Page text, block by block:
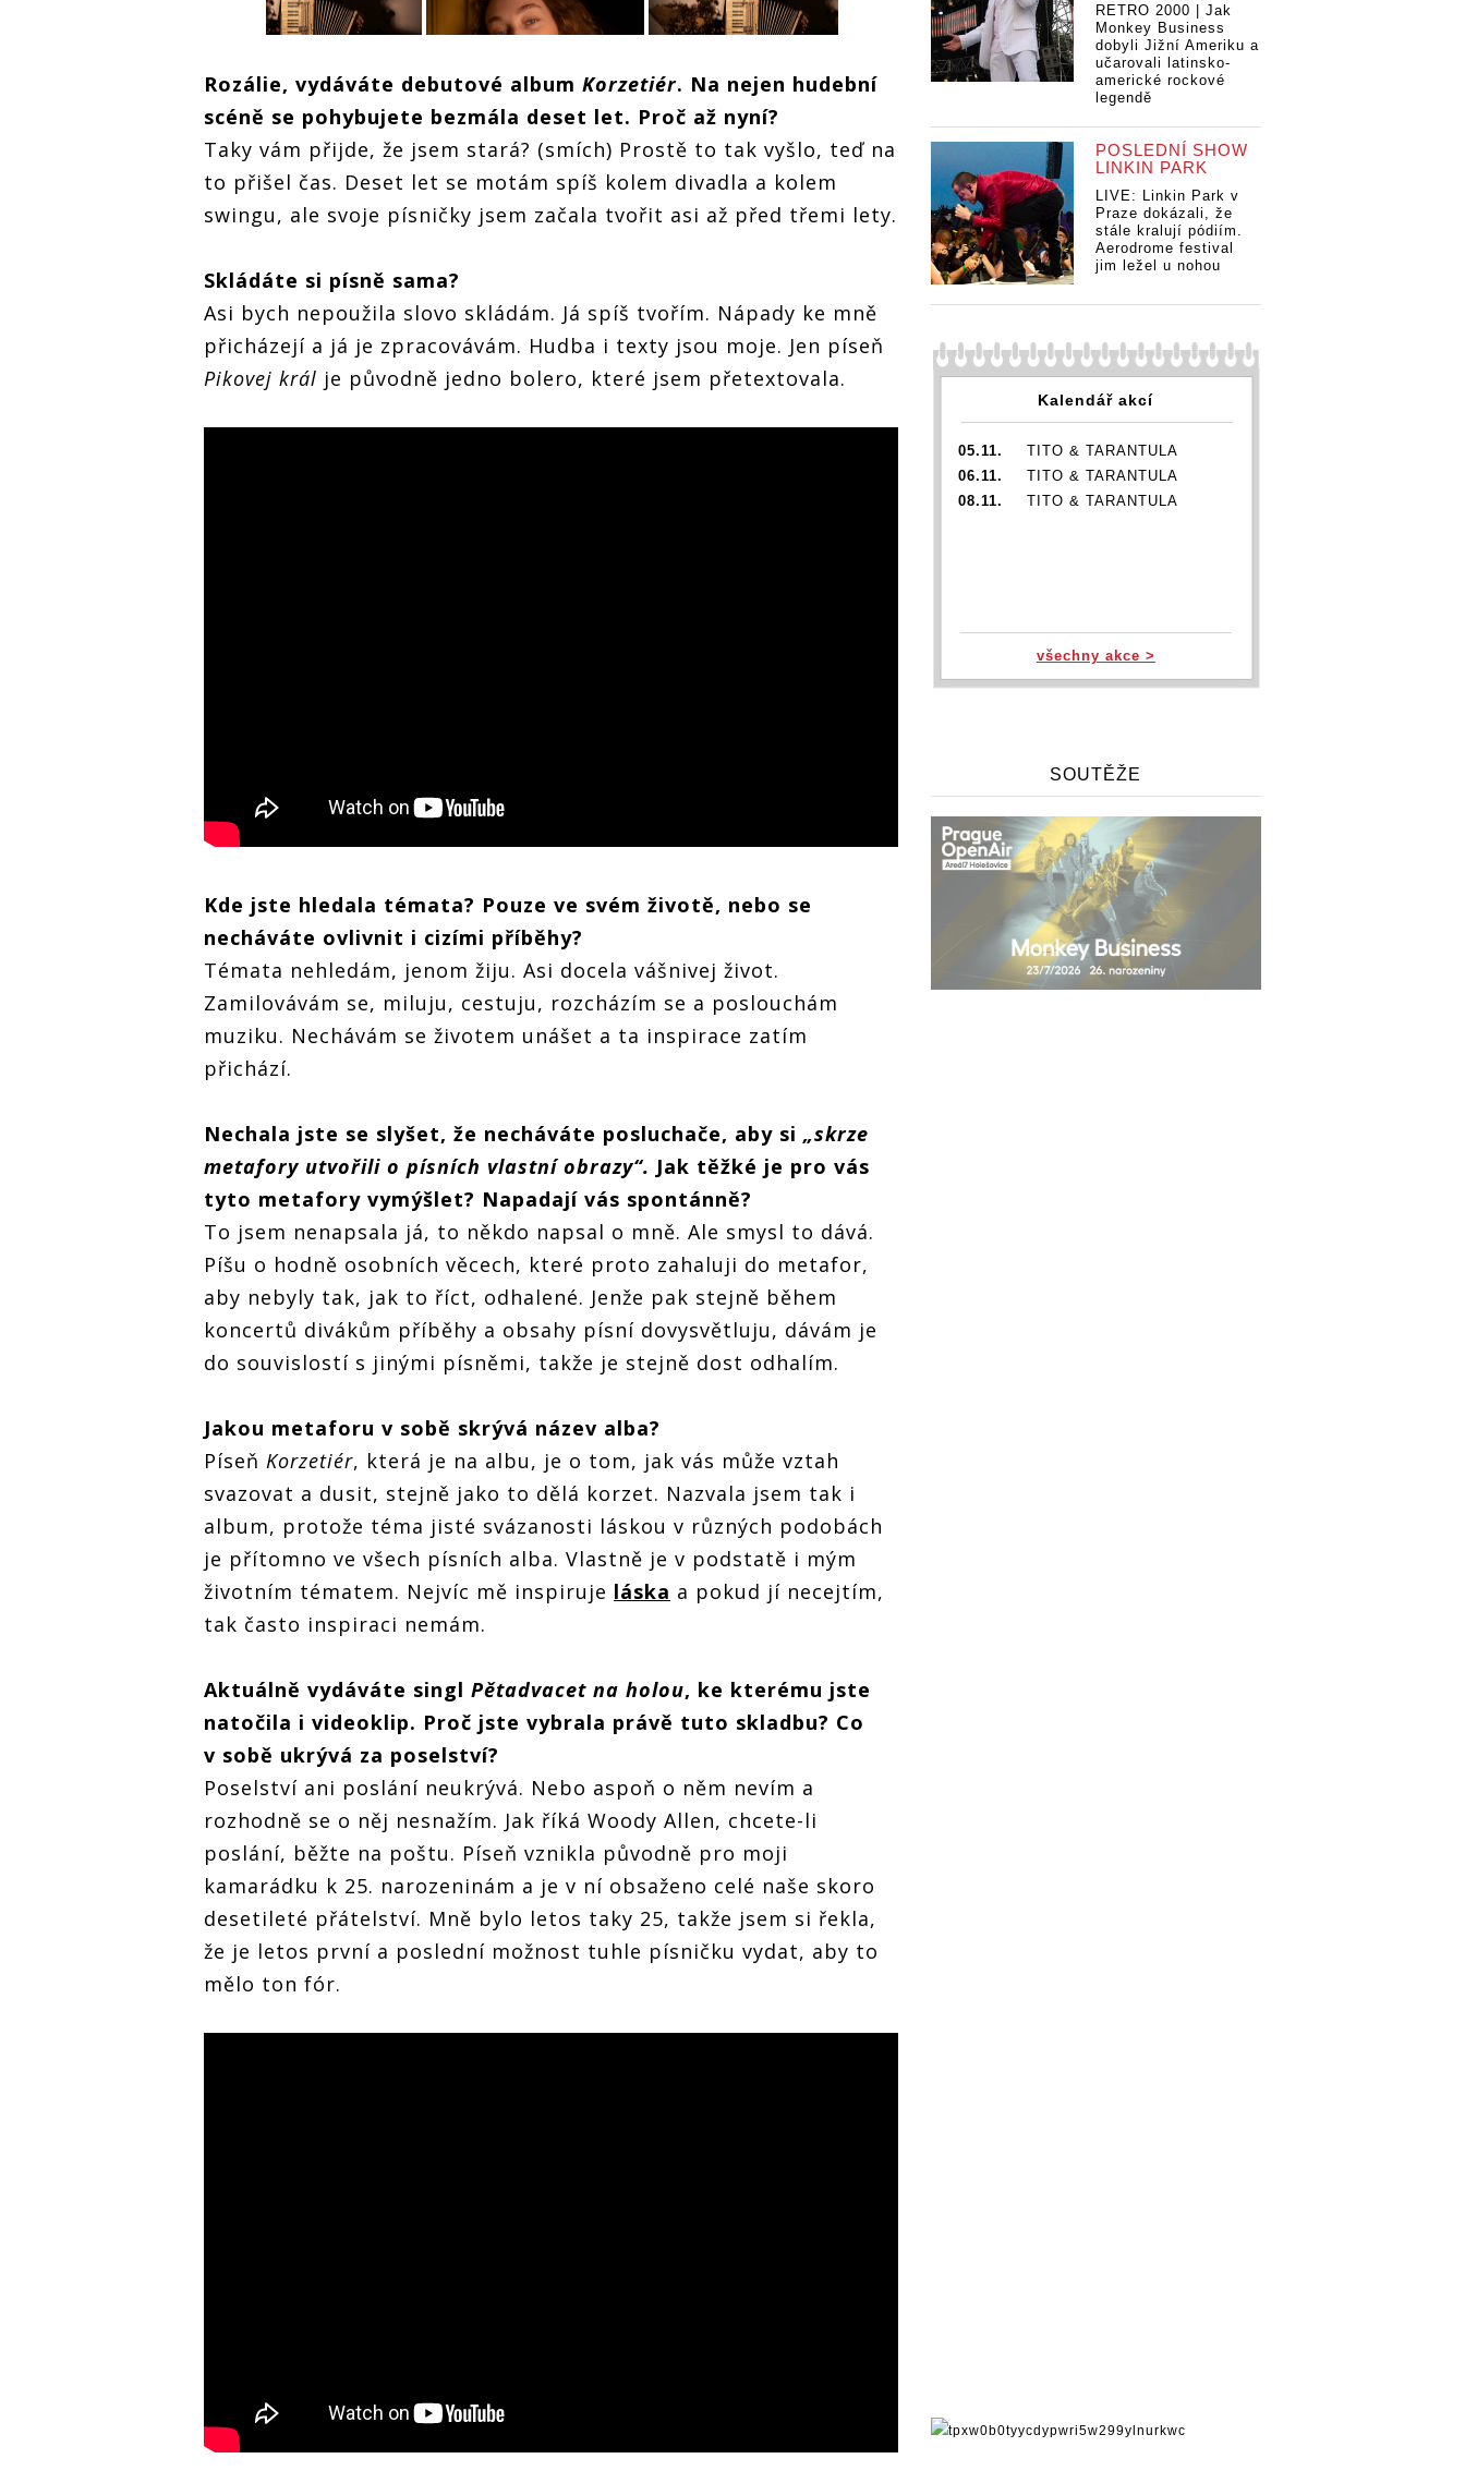
ROZHOVOR | Rozálie:
Píšu o hodně
osobních věcech,
které zahaluji do
metafor
ROZHOVOR | Rozálie:
Píšu o hodně
osobních věcech,
metafor
ROZHOVOR | Rozálie:
Píšu o hodně
osobních věcech,
které zahaluji do
metafor
ROZHOVOR | Rozálie:
metafor
Rozálie, vydáváte debutové album Korzetiér. Na nejen hudební
scéně se pohybujete bezmála deset let. Proč až nyní?
Taky vám přijde, že jsem stará? (smích) Prostě to tak vyšlo, teď na
to přišel čas. Deset let se motám spíš kolem divadla a kolem
swingu, ale svoje písničky jsem začala tvořit asi až před třemi lety.
Skládáte si písně sama?
Asi bych nepoužila slovo skládám. Já spíš tvořím. Nápady ke mně
přicházejí a já je zpracovávám. Hudba i texty jsou moje. Jen píseň
Pikovej král je původně jedno bolero, které jsem přetextovala.
Kde jste hledala témata? Pouze ve svém životě, nebo se
necháváte ovlivnit i cizími příběhy?
Témata nehledám, jenom žiju. Asi docela vášnivej život.
Zamilovávám se, miluju, cestuju, rozcházím se a poslouchám
muziku. Nechávám se životem unášet a ta inspirace zatím
přichází.
Nechala jste se slyšet, že necháváte posluchače, aby si „skrze
metafory utvořili o písních vlastní obrazy“. Jak těžké je pro vás
tyto metafory vymýšlet? Napadají vás spontánně?
To jsem nenapsala já, to někdo napsal o mně. Ale smysl to dává.
Píšu o hodně osobních věcech, které proto zahaluji do metafor,
aby nebyly tak, jak to říct, odhalené. Jenže pak stejně během
koncertů divákům příběhy a obsahy písní dovysvětluju, dávám je
do souvislostí s jinými písněmi, takže je stejně dost odhalím.
Jakou metaforu v sobě skrývá název alba?
Píseň Korzetiér, která je na albu, je o tom, jak vás může vztah
svazovat a dusit, stejně jako to dělá korzet. Nazvala jsem tak i
album, protože téma jisté svázanosti láskou v různých podobách
je přítomno ve všech písních alba. Vlastně je v podstatě i mým
životním tématem. Nejvíc mě inspiruje láska a pokud jí necejtím,
tak často inspiraci nemám.
Aktuálně vydáváte singl Pětadvacet na holou, ke kterému jste
natočila i videoklip. Proč jste vybrala právě tuto skladbu? Co
v sobě ukrývá za poselství?
Poselství ani poslání neukrývá. Nebo aspoň o něm nevím a
rozhodně se o něj nesnažím. Jak říká Woody Allen, chcete-li
poslání, běžte na poštu. Píseň vznikla původně pro moji
kamarádku k 25. narozeninám a je v ní obsaženo celé naše skoro
desetileté přátelství. Mně bylo letos taky 25, takže jsem si řekla,
že je letos první a poslední možnost tuhle písničku vydat, aby to
mělo ton fór.
RETRO 2000 | Jak
Monkey Business
dobyli Jižní Ameriku a
učarovali latinsko-
americké rockové
legendě
POSLEDNÍ SHOW
LINKIN PARK
LIVE: Linkin Park v
Praze dokázali, že
stále kralují pódiím.
Aerodrome festival
jim ležel u nohou
Kalendář akcí
05.11.
TITO & TARANTULA
06.11.
TITO & TARANTULA
08.11.
TITO & TARANTULA
všechny akce >
SOUTĚŽE